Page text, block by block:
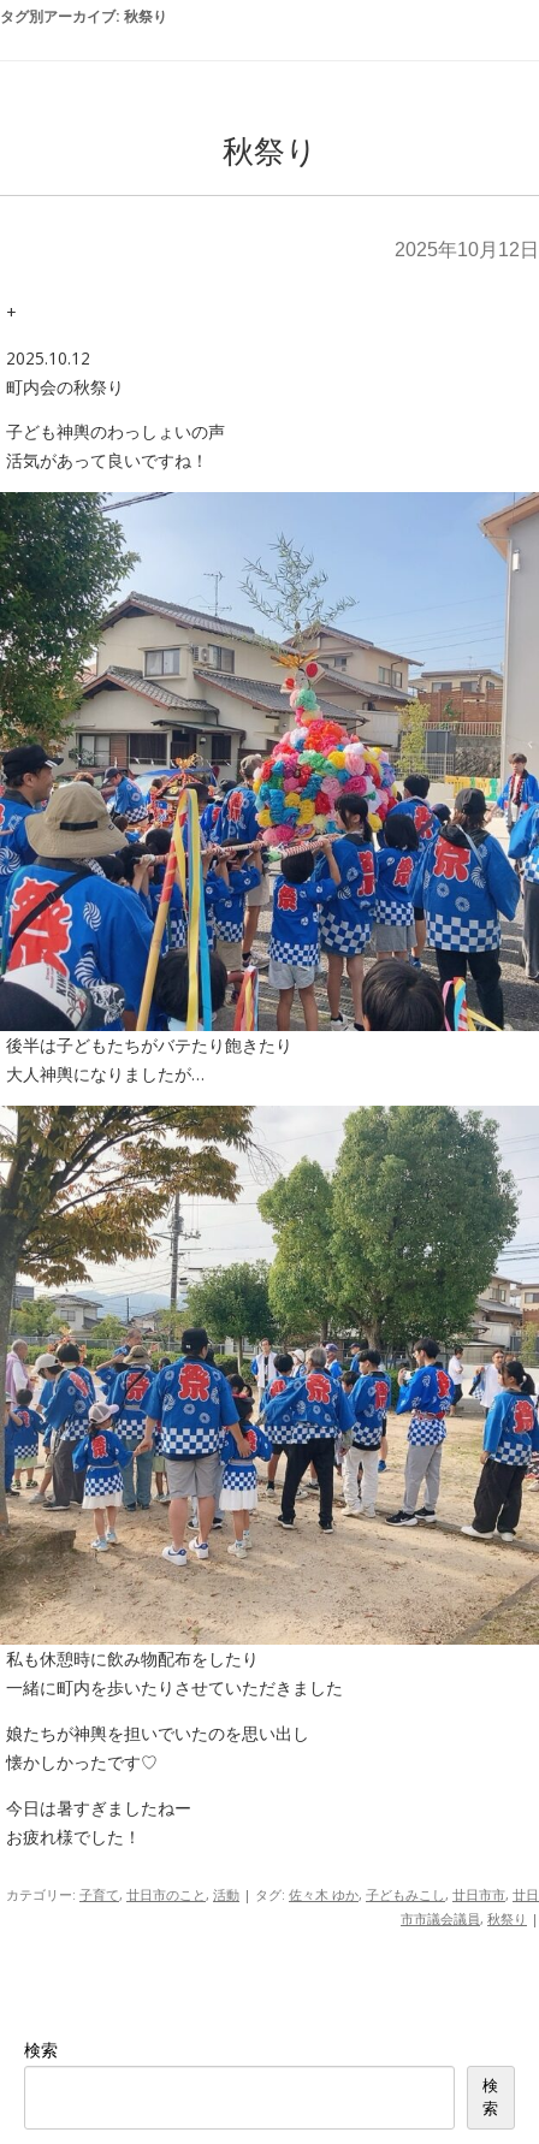
タグ別アーカイブ: 秋祭り
秋祭り
2025年10月12日
+
2025.10.12
町内会の秋祭り
子ども神輿のわっしょいの声
活気があって良いですね！
後半は子どもたちがバテたり飽きたり
大人神輿になりましたが…
私も休憩時に飲み物配布をしたり
一緒に町内を歩いたりさせていただきました
娘たちが神輿を担いでいたのを思い出し
懐かしかったです♡
今日は暑すぎましたねー
お疲れ様でした！
カテゴリー: 子育て, 廿日市のこと , 活動 | タグ: 佐々木 ゆか, 子どもみこし , 廿日市市, 廿日
市市議会議員, 秋祭り |
検索
検
索